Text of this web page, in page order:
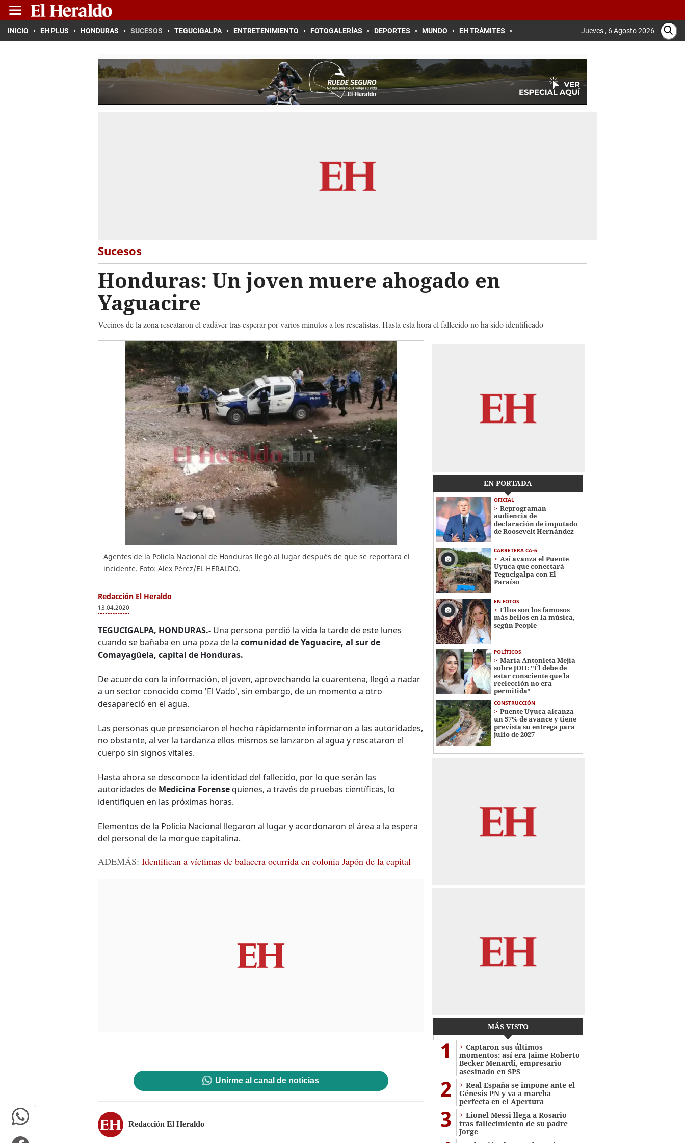
INICIO EH PLUS HONDURAS SUCESOS TEGUCIGALPA ENTRETENIMIENTO FOTOGALERÍAS DEPORTES MUNDO EH TRÁMITES Jueves , 6 Agosto 2026
Sucesos
Honduras: Un joven muere ahogado en
Yaguacire
Vecinos de la zona rescataron el cadáver tras esperar por varios minutos a los rescatistas. Hasta esta hora el fallecido no ha sido identificado
Agentes de la Policía Nacional de Honduras llegó al lugar después de que se reportara el
incidente. Foto: Alex Pérez/EL HERALDO.
Redacción El Heraldo
13.04.2020
TEGUCIGALPA, HONDURAS.- Una persona perdió la vida la tarde de este lunes
cuando se bañaba en una poza de la comunidad de Yaguacire, al sur de
Comayagüela, capital de Honduras.
De acuerdo con la información, el joven, aprovechando la cuarentena, llegó a nadar
a un sector conocido como 'El Vado', sin embargo, de un momento a otro
desapareció en el agua.
Las personas que presenciaron el hecho rápidamente informaron a las autoridades,
no obstante, al ver la tardanza ellos mismos se lanzaron al agua y rescataron el
cuerpo sin signos vitales.
Hasta ahora se desconoce la identidad del fallecido, por lo que serán las
autoridades de Medicina Forensequienes, a través de pruebas científicas, lo
identifiquen en las próximas horas.
Elementos de la Policía Nacional llegaron al lugar y acordonaron el área a la espera
del personal de la morgue capitalina.
ADEMÁS: Identifican a víctimas de balacera ocurrida en colonia Japón de la capital
Unirme al canal de noticias
Redacción El Heraldo
EN PORTADA
OFICIAL
Reprograman
audiencia de
declaración de imputado
de Roosevelt Hernández
CARRETERA CA-6
Así avanza el Puente
Uyuca que conectará
Tegucigalpa con El
Paraíso
EN FOTOS
Ellos son los famosos
más bellos en la música,
según People
POLÍTICOS
María Antonieta Mejía
sobre JOH: "Él debe de
estar consciente que la
reelección no era
permitida"
CONSTRUCCIÓN
Puente Uyuca alcanza
un 57% de avance y tiene
prevista su entrega para
julio de 2027
MÁS VISTO
1
Captaron sus últimos
momentos: así era Jaime Roberto
Becker Menardi​​​, empresario
asesinado en SPS
2
Real España se impone ante el
Génesis PN y va a marcha
perfecta en el Apertura
3
Lionel Messi llega a Rosario
tras fallecimiento de su padre
Jorge